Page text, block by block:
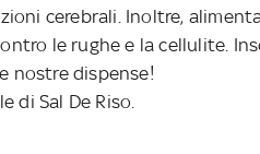
cerebrali. Inoltre,
le rughe e la cellulite.
nostre dispense!
di Sal De Riso.